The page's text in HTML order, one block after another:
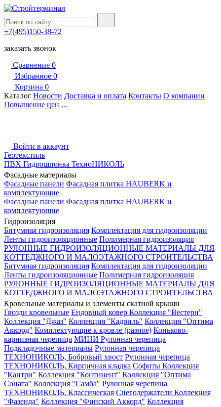
+7(495)150-38-72
заказать звонок
Сравнение 0
Избранное 0
Корзина 0
Каталог Новости Доставка и оплата Контакты О компании
Повышение цен ...
Войти в аккаунт
Геотекстиль
ПВХ Гидрошпонка ТехноНИКОЛЬ
Фасадные материалы
Фасадные панели Фасадная плитка HAUBERK и
комплектующие
Фасадные панели Фасадная плитка HAUBERK и
комплектующие
Гидроизоляция
Битумная гидроизоляция Комплектация для гидроизоляции
Ленты гидроизоляционные Полимерная гидроизоляция
РУЛОННЫЕ ГИДРОИЗОЛЯЦИОННЫЕ МАТЕРИАЛЫ ДЛЯ
КОТТЕДЖНОГО И МАЛОЭТАЖНОГО СТРОИТЕЛЬСТВА
Битумная гидроизоляция Комплектация для гидроизоляции
Ленты гидроизоляционные Полимерная гидроизоляция
РУЛОННЫЕ ГИДРОИЗОЛЯЦИОННЫЕ МАТЕРИАЛЫ ДЛЯ
КОТТЕДЖНОГО И МАЛОЭТАЖНОГО СТРОИТЕЛЬСТВА
Кровельные материалы и элементы скатной крыши
Гвозди кровельные Ендовный ковер Коллекция "Вестерн"
Коллекция "Джаз" Коллекция "Кадриль" Коллекция "Оптима
Аккорд" Комплектующие к кровле (разное) Коньково-
карнизная черепица МИНИ Рулонная черепица
Подкладочные материалы Рулонная черепица
ТЕХНОНИКОЛЬ, Бобровый хвост Рулонная черепица
ТЕХНОНИКОЛЬ, Кирпичная кладка Софиты Коллекция
"Кантри" Коллекция "Континент" Коллекция "Оптима
Соната" Коллекция "Самба" Рулонная черепица
ТЕХНОНИКОЛЬ, Классическая Снегодержатели Коллекция
"Фазенда" Коллекция "Финский Аккорд" Коллекция